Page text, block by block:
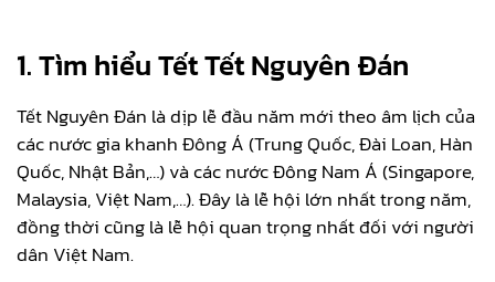
1. Tìm hiểu Tết Tết Nguyên Đán
Tết Nguyên Đán là dịp lễ đầu năm mới theo âm lịch của
các nước gia khanh Đông Á (Trung Quốc, Đài Loan, Hàn
Quốc, Nhật Bản,…) và các nước Đông Nam Á (Singapore,
Malaysia, Việt Nam,…). Đây là lễ hội lớn nhất trong năm,
đồng thời cũng là lễ hội quan trọng nhất đối với người
dân Việt Nam.